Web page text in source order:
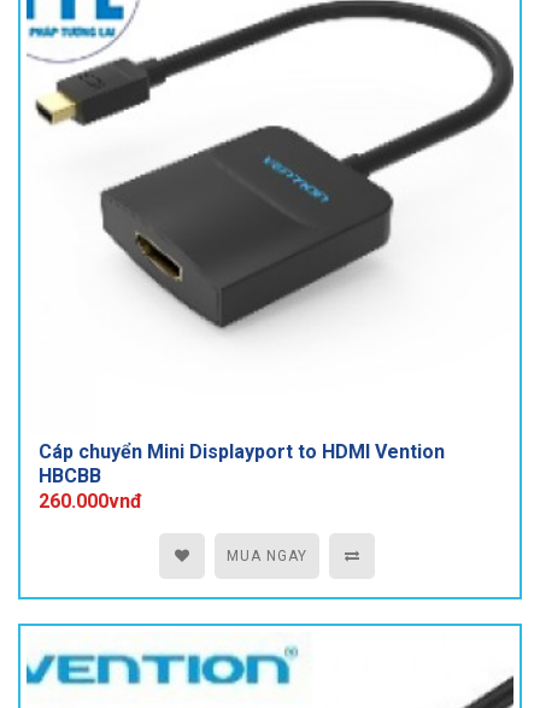
Cáp chuyển Mini Displayport to HDMI Vention
HBCBB
260.000vnđ
MUA NGAY